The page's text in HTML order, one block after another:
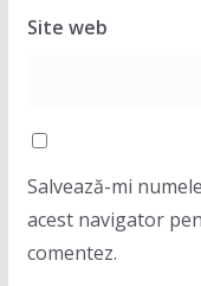
Site web
Salvează-mi
acest navigator
comentez.